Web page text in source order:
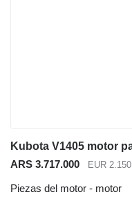
ARS 3.717.000 EUR 2.150
Piezas del motor - motor